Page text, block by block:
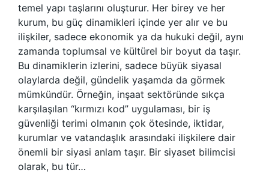
temel yapı taşlarını oluşturur. Her birey ve her
kurum, bu güç dinamikleri içinde yer alır ve bu
ilişkiler, sadece ekonomik ya da hukuki değil, aynı
zamanda toplumsal ve kültürel bir boyut da taşır.
Bu dinamiklerin izlerini, sadece büyük siyasal
olaylarda değil, gündelik yaşamda da görmek
mümkündür. Örneğin, inşaat sektöründe sıkça
karşılaşılan “kırmızı kod” uygulaması, bir iş
güvenliği terimi olmanın çok ötesinde, iktidar,
kurumlar ve vatandaşlık arasındaki ilişkilere dair
önemli bir siyasi anlam taşır. Bir siyaset bilimcisi
olarak, bu tür…